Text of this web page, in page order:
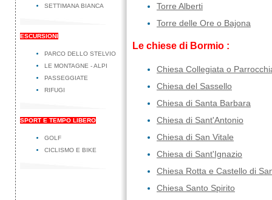
Torre Alberti
Torre delle Ore o Bajona
Le chiese di Bormio :
Chiesa Collegiata o
Chiesa del Sassello
Chiesa di Santa Barbara
Chiesa di Sant'Antonio
Chiesa di San Vitale
Chiesa di Sant'Ignazio
Chiesa Rotta e Castello di
Chiesa Santo Spirito
SETTIMANA BIANCA
ESCURSIONI
PARCO DELLO STELVIO
LE MONTAGNE - ALPI
PASSEGGIATE
RIFUGI
SPORT E TEMPO LIBERO
GOLF
CICLISMO E BIKE